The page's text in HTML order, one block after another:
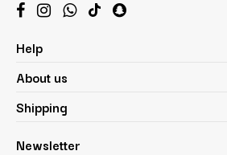
Help
About us
Shipping
Newsletter